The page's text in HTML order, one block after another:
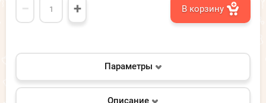
− + В корзину
Параметры
Описание